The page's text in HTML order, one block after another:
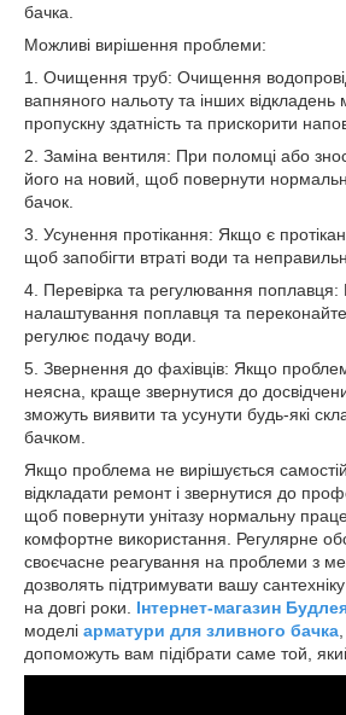
бачка.
Можливі вирішення проблеми:
1. Очищення труб: Очищення
вапняного нальоту та інших
пропускну здатність та прискорити
2. Заміна вентиля: При поломці або
його на новий, щоб повернути
бачок.
3. Усунення протікання: Якщо є
щоб запобігти втраті води та
4. Перевірка та регулювання поплавця:
налаштування поплавця та
регулює подачу води.
5. Звернення до фахівців: Якщо
неясна, краще звернутися до
зможуть виявити та усунути будь-які
бачком.
Якщо проблема не вирішується
відкладати ремонт і звернутися до
щоб повернути унітазу нормальну
комфортне використання. Регулярне
своєчасне реагування на проблеми з
дозволять підтримувати вашу
на довгі роки.
Інтернет-магазин
моделі арматури для зливного бачка
допоможуть вам підібрати саме той,